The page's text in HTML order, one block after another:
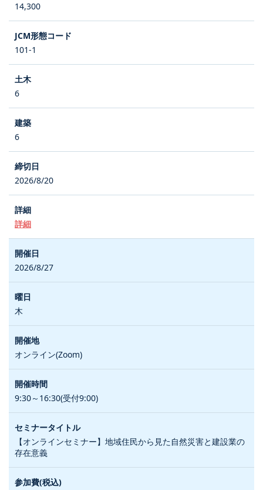
14,300
101-1
6
6
2026/8/20
詳細
2026/8/27
木
オンライン(Zoom)
9:30～16:30(受付9:00)
【オンラインセミナー】地域住民から見た自然災害と建設業の
存在意義